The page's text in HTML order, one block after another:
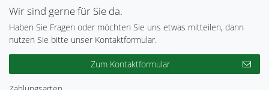
Wir sind gerne für Sie da.
Haben Sie Fragen oder möchten Sie uns etwas mitteilen, dann
nutzen Sie bitte unser Kontaktformular.
Zum Kontaktformular